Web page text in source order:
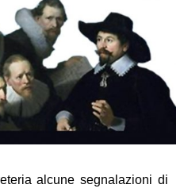
alcune segnalazioni di